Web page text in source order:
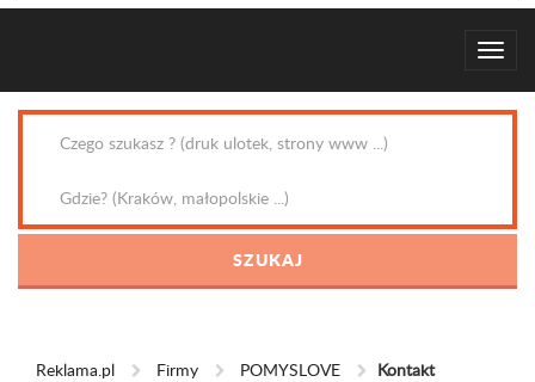
Reklama.pl Firmy POMYSLOVE Kontakt